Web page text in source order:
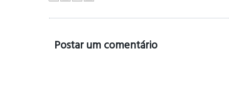
Postar um comentário